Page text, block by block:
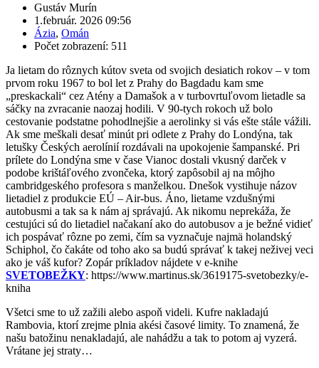
Gustáv Murín
1.február. 2026 09:56
Ázia, Omán
Počet zobrazení: 511
Ja lietam do rôznych kútov sveta od svojich desiatich rokov – v tom
prvom roku 1967 to bol let z Prahy do Bagdadu kam sme
„preskackali“ cez Atény a Damašok a v turbovrtuľovom lietadle sa
sáčky na zvracanie naozaj hodili. V 90-tych rokoch už bolo
cestovanie podstatne pohodlnejšie a aerolinky si vás ešte stále vážili.
Ak sme meškali desať minút pri odlete z Prahy do Londýna, tak
letušky Českých aerolínií rozdávali na upokojenie šampanské. Pri
prílete do Londýna sme v čase Vianoc dostali vkusný darček v
podobe krištáľového zvončeka, ktorý zapôsobil aj na môjho
cambridgeského profesora s manželkou. Dnešok vystihuje názov
lietadiel z produkcie EÚ – Air-bus. Áno, lietame vzdušnými
autobusmi a tak sa k nám aj správajú. Ak nikomu neprekáža, že
cestujúci sú do lietadiel načakaní ako do autobusov a je bežné vidieť
ich pospávať rôzne po zemi, čím sa vyznačuje najmä holandský
Schiphol, čo čakáte od toho ako sa budú správať k takej neživej veci
ako je váš kufor? Zopár príkladov nájdete v e-knihe
SVETOBEŽKY: https://www.martinus.sk/3619175-svetobezky/e-
kniha
Všetci sme to už zažili alebo aspoň videli. Kufre nakladajú
Rambovia, ktorí zrejme plnia akési časové limity. To znamená, že
našu batožinu nenakladajú, ale nahádžu a tak to potom aj vyzerá.
Vrátane jej straty…